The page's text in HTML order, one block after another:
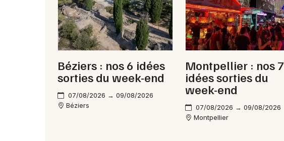
Béziers : nos 6 idées
sorties du week-end
07/08/2026 → 09/08/2026
Béziers
Montpellier : nos 7
idées sorties du
week-end
07/08/2026 → 09/08/2026
Montpellier